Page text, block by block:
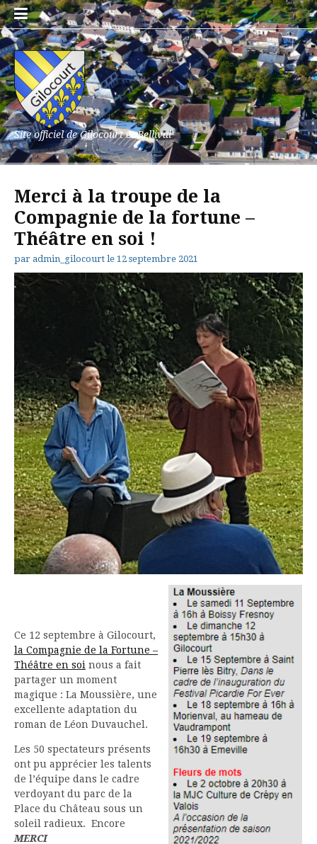
Aller
au
contenu
Site officiel de Gilocourt et Bellival
Merci à la troupe de la
Compagnie de la fortune –
Théâtre en soi !
par admin_gilocourt le 12 septembre 2021
Ce 12 septembre à Gilocourt,
la Compagnie de la Fortune –
Théâtre en soi nous a fait
partager un moment
magique : La Moussière, une
excellente adaptation du
roman de Léon Duvauchel.
Les 50 spectateurs présents
ont pu apprécier les talents
de l’équipe dans le cadre
verdoyant du parc de la
Place du Château sous un
soleil radieux. Encore
MERCI